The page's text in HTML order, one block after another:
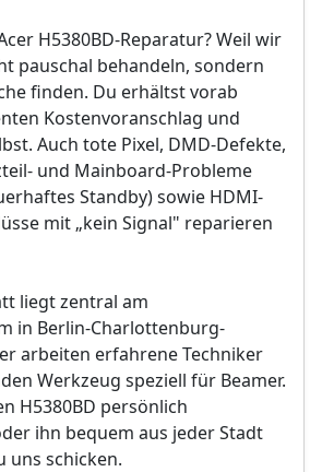
H5380BD-Reparatur? Weil wir
pauschal behandeln, sondern
finden. Du erhältst vorab
Kostenvoranschlag und
Auch tote Pixel, DMD-Defekte,
und Mainboard-Probleme
Standby) sowie HDMI-
mit „kein Signal" reparieren
liegt zentral am
in Berlin-Charlottenburg-
arbeiten erfahrene Techniker
Werkzeug speziell für Beamer.
H5380BD persönlich
ihn bequem aus jeder Stadt
uns schicken.